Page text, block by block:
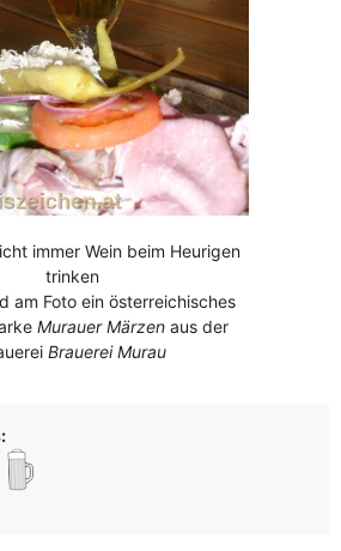
immer Wein beim Heurigen
trinken
am Foto ein österreichisches
Murauer Märzenaus der
Brauerei Murau